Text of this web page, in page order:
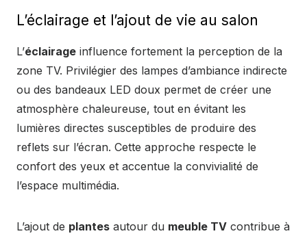
L’éclairage et l’ajout de vie au salon
L’éclairage influence fortement la perception de la
zone TV. Privilégier des lampes d’ambiance indirecte
ou des bandeaux LED doux permet de créer une
atmosphère chaleureuse, tout en évitant les
lumières directes susceptibles de produire des
reflets sur l’écran. Cette approche respecte le
confort des yeux et accentue la convivialité de
l’espace multimédia.
L’ajout de plantes autour du meuble TV contribue à